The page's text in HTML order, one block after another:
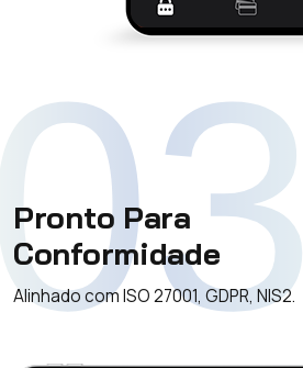
Pronto Para
Conformidade
Alinhado com ISO 27001, GDPR, NIS2.